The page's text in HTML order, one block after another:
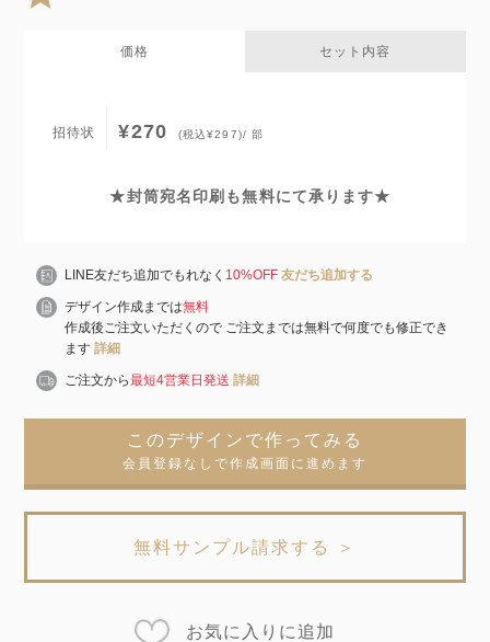
価格 セット内容
招待状 ¥270 (税込¥297)/ 部
★封筒宛名印刷も無料にて承ります★
LINE友だち追加でもれなく 10%OFF 友だち追加する
デザイン作成までは無料
作成後ご注文いただくので ご注文までは無料で何度でも修正でき
ます詳細
ご注文から最短4営業日発送 詳細
このデザインで作ってみる
会員登録なしで作成画面に進めます
無料サンプル請求する ＞
お気に入りに追加